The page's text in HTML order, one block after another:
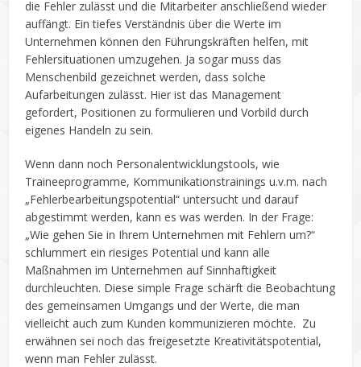
die Fehler zulässt und die Mitarbeiter anschließend wieder
auffängt. Ein tiefes Verständnis über die Werte im
Unternehmen können den Führungskräften helfen, mit
Fehlersituationen umzugehen. Ja sogar muss das
Menschenbild gezeichnet werden, dass solche
Aufarbeitungen zulässt. Hier ist das Management
gefordert, Positionen zu formulieren und Vorbild durch
eigenes Handeln zu sein.
Wenn dann noch Personalentwicklungstools, wie
Traineeprogramme, Kommunikationstrainings u.v.m. nach
„Fehlerbearbeitungspotential“ untersucht und darauf
abgestimmt werden, kann es was werden. In der Frage:
„Wie gehen Sie in Ihrem Unternehmen mit Fehlern um?“
schlummert ein riesiges Potential und kann alle
Maßnahmen im Unternehmen auf Sinnhaftigkeit
durchleuchten. Diese simple Frage schärft die Beobachtung
des gemeinsamen Umgangs und der Werte, die man
vielleicht auch zum Kunden kommunizieren möchte. Zu
erwähnen sei noch das freigesetzte Kreativitätspotential,
wenn man Fehler zulässt.